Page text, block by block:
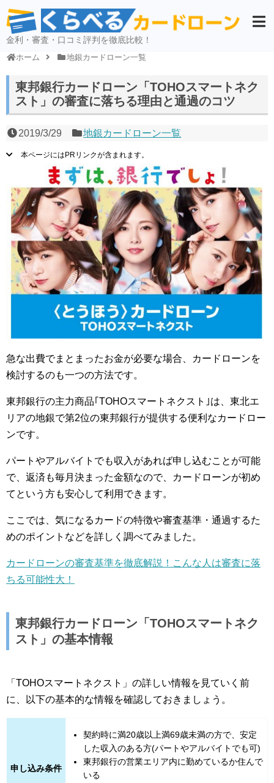
金利・審査・口コミ評判を徹底比較！
ホーム 地銀カードローン一覧
東邦銀行カードローン「TOHOスマートネク
スト」の審査に落ちる理由と通過のコツ
2019/3/29 地銀カードローン一覧
本ページにはPRリンクが含まれます。
急な出費でまとまったお金が必要な場合、カードローンを
検討するのも一つの方法です。
東邦銀行の主力商品｢TOHOスマートネクスト｣は、東北エ
リアの地銀で第2位の東邦銀行が提供する便利なカードロー
ンです。
パートやアルバイトでも収入があれば申し込むことが可能
で、返済も毎月決まった金額なので、カードローンが初め
てという方も安心して利用できます。
ここでは、気になるカードの特徴や審査基準・通過するた
めのポイントなどを詳しく調べてみました。
カードローンの審査基準を徹底解説！こんな人は審査に落
ちる可能性大！
東邦銀行カードローン「TOHOスマートネク
スト」の基本情報
「TOHOスマートネクスト」の詳しい情報を見ていく前
に、以下の基本的な情報を確認しておきましょう。
申し込み条件
契約時に満20歳以上満69歳未満の方で、安定
した収入のある方(パートやアルバイトでも可)
東邦銀行の営業エリア内に勤めているか住んで
いる